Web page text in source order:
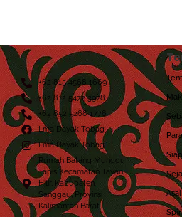
+62 815 4568 1669
+62 812 5472 3978
+62 852 5268 1776
Lma Dayak Tobag
Lma Dayak Tobag
Rumah Batang Munggu
Tapis Kecamatan Tayan
Hilir, Kabupaten
Sanggau, Provinsi
Kalimantan Barat.